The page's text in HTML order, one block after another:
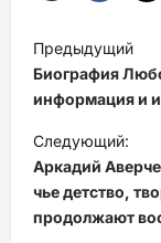
Н
а
в
и
г
а
Предыдущий
Биография
информация и
Следующий:
Аркадий
чье детство,
продолжают